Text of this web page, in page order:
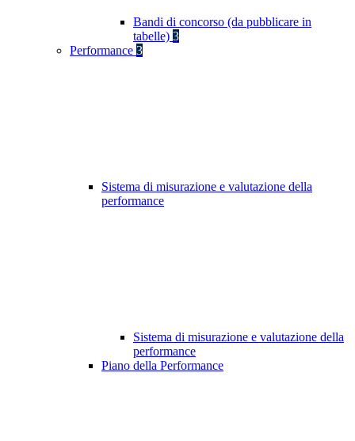
Bandi di concorso (da pubblicare in
tabelle) 3
Performance 3
Sistema di misurazione e valutazione della
performance
Sistema di misurazione e valutazione della
performance
Piano della Performance